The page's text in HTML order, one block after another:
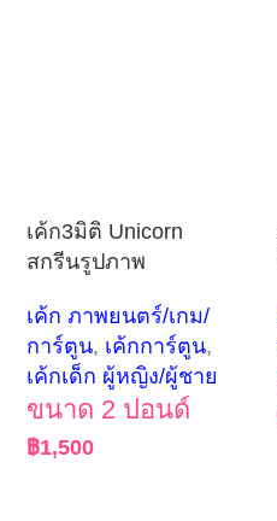
เค้ก3มิติ Unicorn
สกรีนรูปภาพ
เค้ก ภาพยนตร์/เกม/
การ์ตูน, เค้กการ์ตูน,
เค้กเด็ก ผู้หญิง/ผู้ชาย
ขนาด 2 ปอนด์
฿1,500